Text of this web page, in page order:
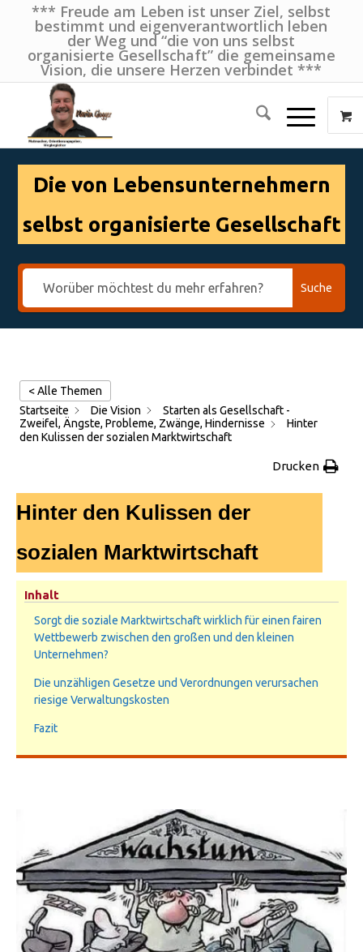
*** Freude am Leben ist unser Ziel, selbst
bestimmt und eigenverantwortlich leben
der Weg und “die von uns selbst
organisierte Gesellschaft” die gemeinsame
Vision, die unsere Herzen verbindet ***
Die von Lebensunternehmern
selbst organisierte Gesellschaft
Suche
< Alle Themen
Startseite
Die Vision
Starten als Gesellschaft -
Zweifel, Ängste, Probleme, Zwänge, Hindernisse
Hinter
den Kulissen der sozialen Marktwirtschaft
Drucken
Hinter den Kulissen der
sozialen Marktwirtschaft
Inhalt
Sorgt die soziale Marktwirtschaft wirklich für einen fairen
Wettbewerb zwischen den großen und den kleinen
Unternehmen?
Die unzähligen Gesetze und Verordnungen verursachen
riesige Verwaltungskosten
Fazit